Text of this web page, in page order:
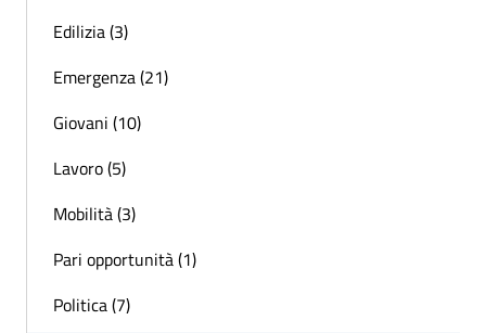
Edilizia (3)
Emergenza (21)
Giovani (10)
Lavoro (5)
Mobilità (3)
Pari opportunità (1)
Politica (7)